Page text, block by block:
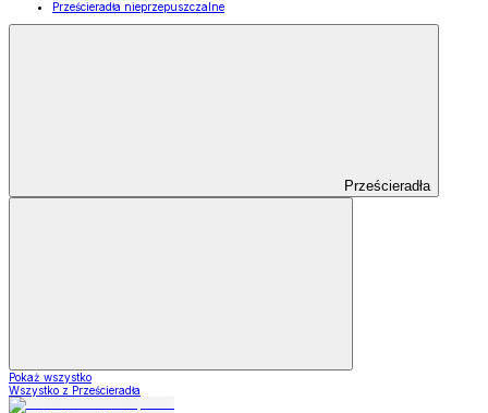
Prześcieradła nieprzepuszczalne
Prześcieradła
Pokaż wszystko
Wszystko z Prześcieradła